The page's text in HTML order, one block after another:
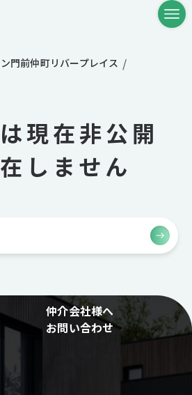
門前仲町リバープレイス
現在非公開
しません
仲介会社様へ
お問い合わせ